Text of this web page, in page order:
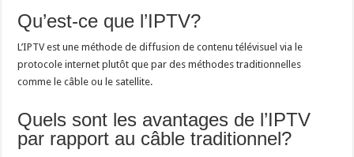
Qu’est-ce que l’IPTV?
L’IPTV est une méthode de diffusion de contenu télévisuel via le
protocole internet plutôt que par des méthodes traditionnelles
comme le câble ou le satellite.
Quels sont les avantages de l’IPTV
par rapport au câble traditionnel?